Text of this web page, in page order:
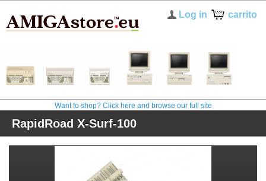
carrito
Log in
Want to shop? Click here and browse our full site
RapidRoad X-Surf-100